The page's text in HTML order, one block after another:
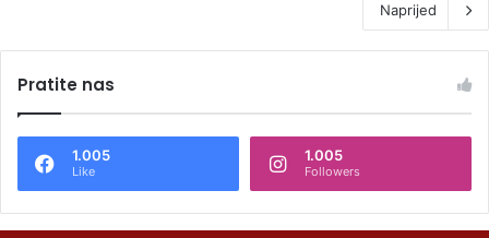
Naprijed
Pratite nas
1.005
Like
1.005
Followers